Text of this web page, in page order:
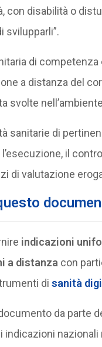
con disabilità o
svilupparli”.
di
a distanza del
svolte
sanitarie di
il
di valutazione
indicazioni
a distanza con
di sanità
da parte